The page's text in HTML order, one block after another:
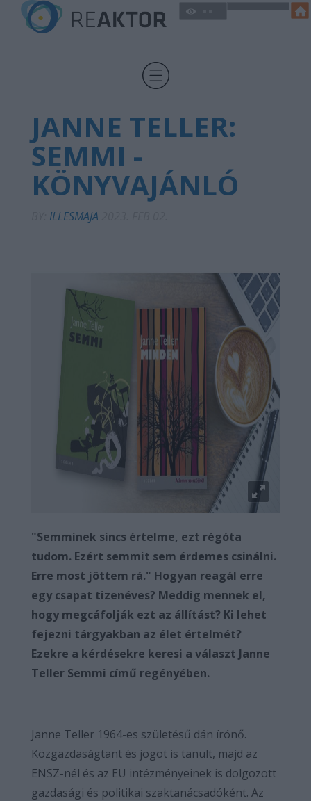
JANNE TELLER:
SEMMI -
KÖNYVAJÁNLÓ
ILLESMAJA
"Semminek sincs értelme, ezt régóta
tudom. Ezért semmit sem érdemes csinálni.
Erre most jöttem rá." Hogyan reagál erre
egy csapat tizenéves? Meddig mennek el,
hogy megcáfolják ezt az állítást? Ki lehet
fejezni tárgyakban az élet értelmét?
Ezekre a kérdésekre keresi a választ Janne
Teller Semmi című regényében.
Janne Teller 1964-es születésű dán írónő.
Közgazdaságtant és jogot is tanult, majd az
ENSZ-nél és az EU intézményeinek is dolgozott
gazdasági és politikai szaktanácsadóként. Az